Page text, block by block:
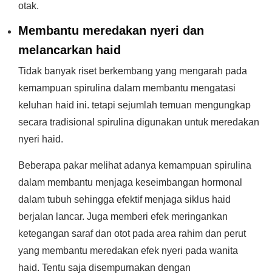
otak.
Membantu meredakan nyeri dan
melancarkan haid
Tidak banyak riset berkembang yang mengarah pada
kemampuan spirulina dalam membantu mengatasi
keluhan haid ini. tetapi sejumlah temuan mengungkap
secara tradisional spirulina digunakan untuk meredakan
nyeri haid.
Beberapa pakar melihat adanya kemampuan spirulina
dalam membantu menjaga keseimbangan hormonal
dalam tubuh sehingga efektif menjaga siklus haid
berjalan lancar. Juga memberi efek meringankan
ketegangan saraf dan otot pada area rahim dan perut
yang membantu meredakan efek nyeri pada wanita
haid. Tentu saja disempurnakan dengan